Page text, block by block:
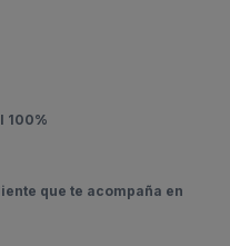
100%
que te acompaña en